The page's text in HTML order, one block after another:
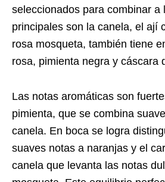
seleccionados para combinar a
principales son la canela, el ají
rosa mosqueta, también tiene
rosa, pimienta negra y cáscara
Las notas aromáticas son
pimienta, que se combina
canela. En boca se logra
suaves notas a naranjas y el
canela que levanta las notas